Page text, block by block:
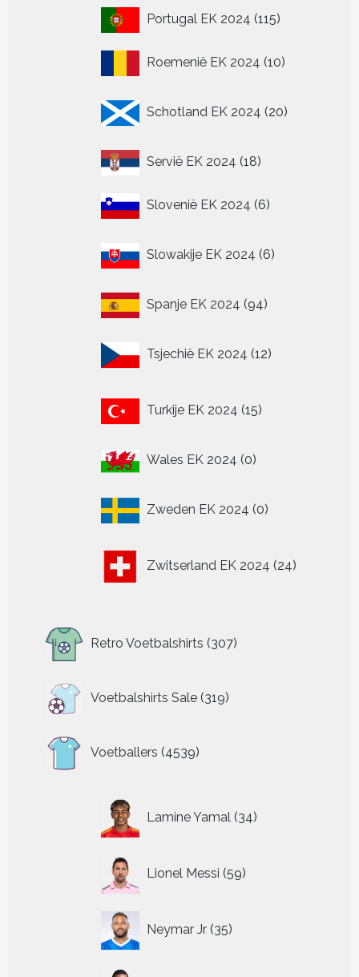
Portugal EK 2024 115115
Roemenië EK 2024 1010
Schotland EK 2024 20
producten
Servië EK 2024 1818
Slovenië EK 2024 66
Slowakije EK 2024 6
producten
Spanje EK 2024 9494
Tsjechië EK 2024 12
producten
Turkije EK 2024 15
producten
Wales EK 2024 00
Zweden EK 2024 0
producten
Zwitserland EK 2024 24
producten
Retro Voetbalshirts 307
producten
Voetbalshirts Sale 319
319
producten
Voetballers 4539
producten
Lamine Yamal 34
producten
Lionel Messi 59
producten
Neymar Jr 35
producten